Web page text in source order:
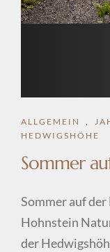
ALLGEMEIN ,
HEDWIGSHÖHE
Sommer
Sommer auf
Hohnstein
der